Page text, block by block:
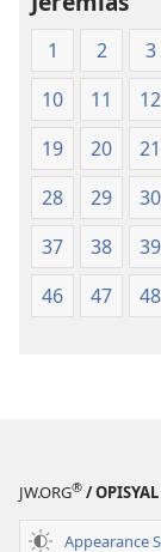
1 2 3
10
11 12
19
20 21
28
29 30
37
38 39
46
47 48
JW.ORG® /
Appearance